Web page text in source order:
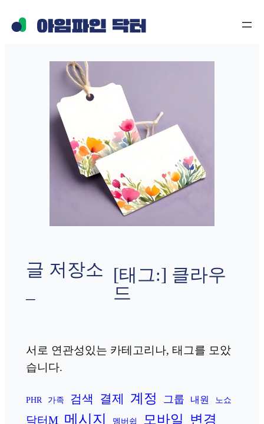
텐
글 저장소
–
[태그:] 클라우
드
서로 연관성있는 카테고리나, 태그를 모았
습니다.
PHR 가족 검색 결제 계정 그룹 내원 노쇼
닥터M 메시지 멤버쉽 모바일 변경